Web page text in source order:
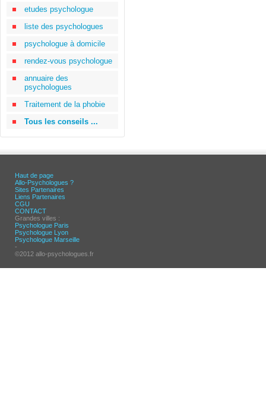
etudes psychologue
liste des psychologues
psychologue à domicile
rendez-vous psychologue
annuaire des
psychologues
Traitement de la phobie
Tous les conseils ...
Haut de page
Allo-Psychologues ?
Sites Partenaires
Liens Partenaires
CGU
CONTACT
Grandes villes :
Psychologue Paris
Psychologue Lyon
Psychologue Marseille
-
©2012 allo-psychologues.fr